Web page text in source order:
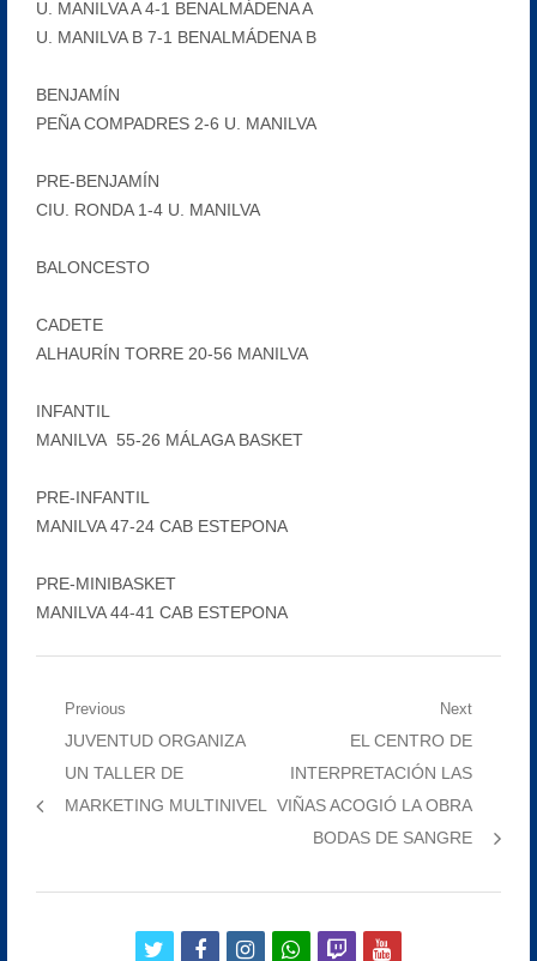
U. MANILVA A 4-1 BENALMÁDENA A
U. MANILVA B 7-1 BENALMÁDENA B
BENJAMÍN
PEÑA COMPADRES 2-6 U. MANILVA
PRE-BENJAMÍN
CIU. RONDA 1-4 U. MANILVA
BALONCESTO
CADETE
ALHAURÍN TORRE 20-56 MANILVA
INFANTIL
MANILVA 55-26 MÁLAGA BASKET
PRE-INFANTIL
MANILVA 47-24 CAB ESTEPONA
PRE-MINIBASKET
MANILVA 44-41 CAB ESTEPONA
Navegación
entradas
Previous
Previous
post:
JUVENTUD ORGANIZA
UN TALLER DE
MARKETING MULTINIVEL
Next
Next
post:
EL CENTRO DE
INTERPRETACIÓN LAS
VIÑAS ACOGIÓ LA OBRA
BODAS DE SANGRE
twitterfacebookinstagramwhatsapp
twitchyoutube